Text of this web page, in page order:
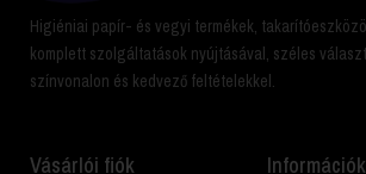
Higiéniai papír- és vegyi termékek,
komplett szolgáltatások nyújtásával, széles
színvonalon és kedvező feltételekkel.
Vásárlói fiók Információk